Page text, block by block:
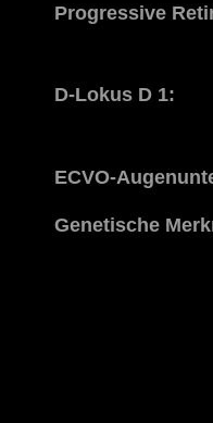
Progressive
D-Lokus D 1:
ECVO-
Genetische